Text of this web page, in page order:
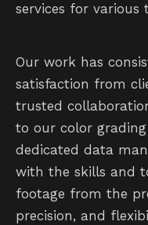
services for various
Our work has
satisfaction from
trusted
to our color grading
dedicated data
with the skills and
footage from the
precision, and